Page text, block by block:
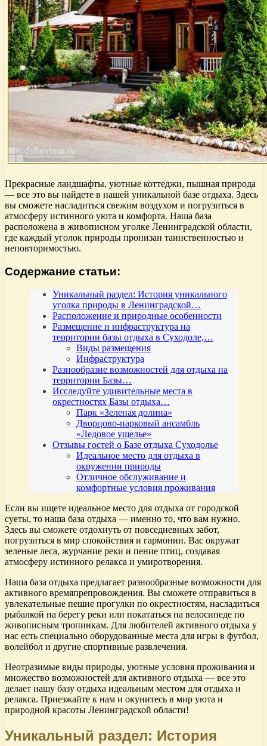
Прекрасные ландшафты, уютные коттеджи, пышная природа
— все это вы найдете в нашей уникальной базе отдыха. Здесь
вы сможете насладиться свежим воздухом и погрузиться в
атмосферу истинного уюта и комфорта. Наша база
расположена в живописном уголке Ленинградской области,
где каждый уголок природы пронизан таинственностью и
неповторимостью.
Содержание статьи:
Уникальный раздел: История уникального
уголка природы в Ленинградской…
Расположение и природные особенности
Размещение и инфраструктура на
территории базы отдыха в Суходоле,…
Виды размещения
Инфраструктура
Разнообразие возможностей для отдыха на
территории Базы…
Исследуйте удивительные места в
окрестностях Базы отдыха…
Парк «Зеленая долина»
Дворцово-парковый ансамбль
«Ледовое ущелье»
Отзывы гостей о Базе отдыха Суходолье
Идеальное место для отдыха в
окружении природы
Отличное обслуживание и
комфортные условия проживания
Если вы ищете идеальное место для отдыха от городской
суеты, то наша база отдыха — именно то, что вам нужно.
Здесь вы сможете отдохнуть от повседневных забот,
погрузиться в мир спокойствия и гармонии. Вас окружат
зеленые леса, журчание реки и пение птиц, создавая
атмосферу истинного релакса и умиротворения.
Наша база отдыха предлагает разнообразные возможности для
активного времяпрепровождения. Вы сможете отправиться в
увлекательные пешие прогулки по окрестностям, насладиться
рыбалкой на берегу реки или покататься на велосипеде по
живописным тропинкам. Для любителей активного отдыха у
нас есть специально оборудованные места для игры в футбол,
волейбол и другие спортивные развлечения.
Неотразимые виды природы, уютные условия проживания и
множество возможностей для активного отдыха — все это
делает нашу базу отдыха идеальным местом для отдыха и
релакса. Приезжайте к нам и окунитесь в мир уюта и
природной красоты Ленинградской области!
Уникальный раздел: История